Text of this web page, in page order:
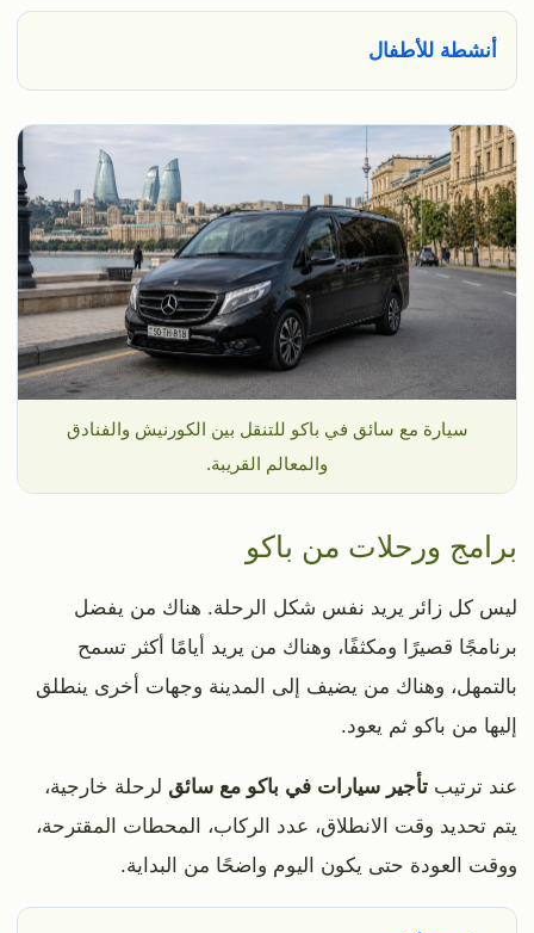
أنشطة للأطفال
سيارة مع سائق في باكو للتنقل بين الكورنيش والفنادق
والمعالم القريبة.
برامج ورحلات من باكو
ليس كل زائر يريد نفس شكل الرحلة. هناك من يفضل
برنامجًا قصيرًا ومكثفًا، وهناك من يريد أيامًا أكثر تسمح
بالتمهل، وهناك من يضيف إلى المدينة وجهات أخرى ينطلق
إليها من باكو ثم يعود.
عند ترتيب تأجير سيارات في باكو مع سائق لرحلة خارجية،
يتم تحديد وقت الانطلاق، عدد الركاب، المحطات المقترحة،
ووقت العودة حتى يكون اليوم واضحًا من البداية.